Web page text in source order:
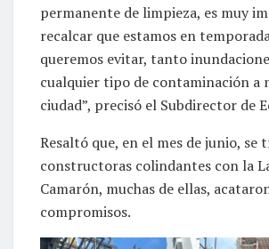
permanente de limpieza, es muy
recalcar que estamos en
queremos evitar, tanto
cualquier tipo de contaminación a
ciudad”, precisó el Subdirector de
Resaltó que, en el mes de junio, se
constructoras colindantes con la
Camarón, muchas de ellas,
compromisos.